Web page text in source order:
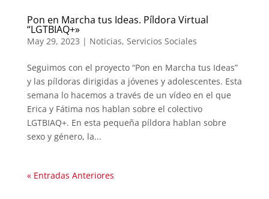
Pon en Marcha tus Ideas. Píldora Virtual
“LGTBIAQ+»
May 29, 2023 | Noticias, Servicios Sociales
Seguimos con el proyecto “Pon en Marcha tus Ideas”
y las píldoras dirigidas a jóvenes y adolescentes. Esta
semana lo hacemos a través de un vídeo en el que
Erica y Fátima nos hablan sobre el colectivo
LGTBIAQ+. En esta pequeña píldora hablan sobre
sexo y género, la...
« Entradas Anteriores